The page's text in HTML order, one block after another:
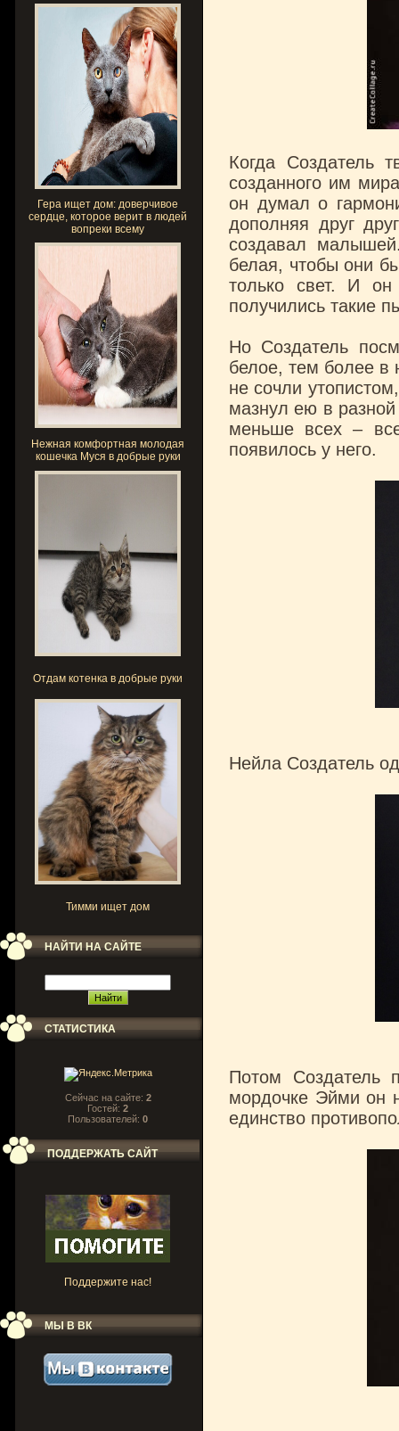
Гера ищет дом: доверчивое
сердце, которое верит в людей
вопреки всему
Нежная комфортная молодая
кошечка Муся в добрые руки
Отдам котенка в добрые руки
Тимми ищет дом
НАЙТИ НА САЙТЕ
СТАТИСТИКА
Сейчас на сайте: 2
Гостей: 2
Пользователей: 0
ПОДДЕРЖАТЬ САЙТ
Поддержите нас!
МЫ В ВК
Когда Создатель
созданного им
он думал о
дополняя друг
создавал
белая, чтобы они
только свет. И
получились такие
Но Создатель
белое, тем более в
не сочли
мазнул ею в
меньше всех –
появилось у него.
Нейла Создатель
Потом Создатель
мордочке Эйми он
единство